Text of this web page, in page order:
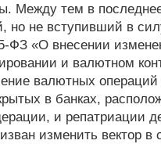
Между тем в
но не вступивший в
ФЗ «О внесении
и валютном
валютных
в банках,
и репатриации
изменить вектор в